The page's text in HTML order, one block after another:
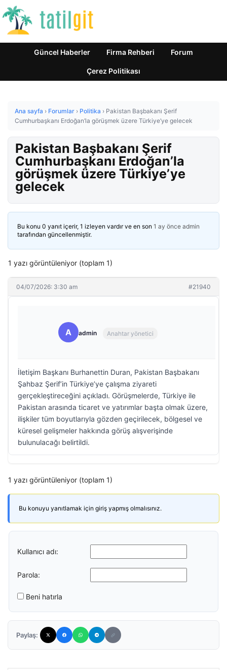
Güncel Haberler Firma Rehberi Forum
Çerez Politikası
Ana sayfa › Forumlar › Politika › Pakistan Başbakanı Şerif
Cumhurbaşkanı Erdoğan’la görüşmek üzere Türkiye’ye gelecek
Pakistan Başbakanı Şerif
Cumhurbaşkanı Erdoğan’la
görüşmek üzere Türkiye’ye
gelecek
Bu konu 0 yanıt içerir, 1 izleyen vardır ve en son 1 ay önce admin
tarafından güncellenmiştir.
1 yazı görüntüleniyor (toplam 1)
04/07/2026: 3:30 am #21940
A admin Anahtar yönetici
İletişim Başkanı Burhanettin Duran, Pakistan Başbakanı
Şahbaz Şerif’in Türkiye’ye çalışma ziyareti
gerçekleştireceğini açıkladı. Görüşmelerde, Türkiye ile
Pakistan arasında ticaret ve yatırımlar başta olmak üzere,
ilişkiler tüm boyutlarıyla gözden geçirilecek, bölgesel ve
küresel gelişmeler hakkında görüş alışverişinde
bulunulacağı belirtildi.
1 yazı görüntüleniyor (toplam 1)
Bu konuyu yanıtlamak için giriş yapmış olmalısınız.
Kullanıcı adı:
Parola:
Beni hatırla
Paylaş: